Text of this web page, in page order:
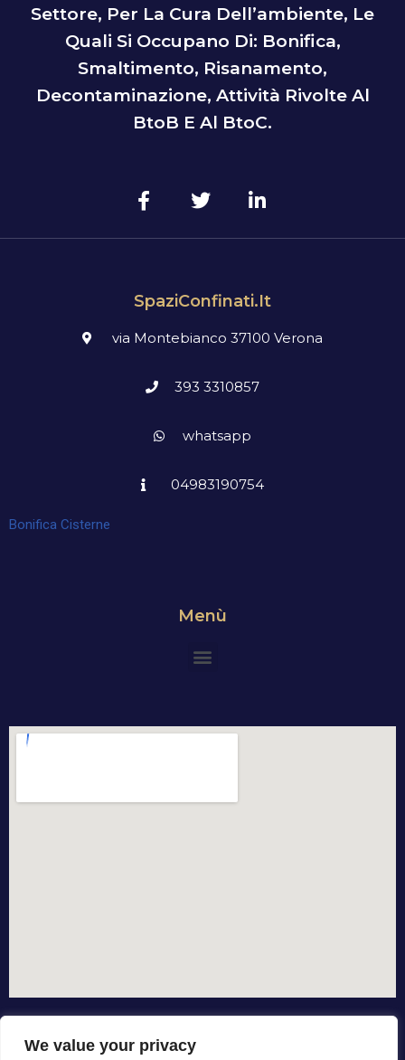
We value your privacy
Settore, Per La Cura Dell’ambiente, Le
Quali Si Occupano Di: Bonifica,
Smaltimento, Risanamento,
Decontaminazione, Attività Rivolte Al
BtoB E Al BtoC.
SpaziConfinati.it
via Montebianco 37100 Verona
393 3310857
whatsapp
04983190754
Bonifica Cisterne
Menù